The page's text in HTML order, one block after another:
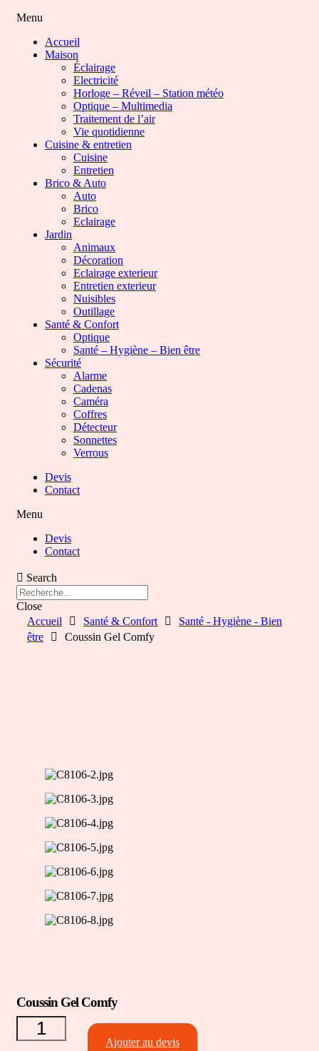
Menu
Accueil
Maison
Éclairage
Electricité
Horloge – Réveil – Station météo
Optique – Multimedia
Traitement de l’air
Vie quotidienne
Cuisine & entretien
Cuisine
Entretien
Brico & Auto
Auto
Brico
Eclairage
Jardin
Animaux
Décoration
Eclairage exterieur
Entretien exterieur
Nuisibles
Outillage
Santé & Confort
Optique
Santé – Hygiène – Bien être
Sécurité
Alarme
Cadenas
Caméra
Coffres
Détecteur
Sonnettes
Verrous
Devis
Contact
Menu
Devis
Contact
Search
Close
Accueil
Santé & Confort
Santé - Hygiène - Bien
être
Coussin Gel Comfy
Coussin Gel Comfy
quantité
de
Coussin
Gel
Ajouter au devis